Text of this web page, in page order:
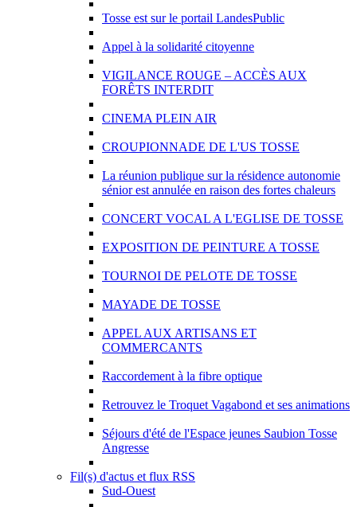
Tosse est sur le portail LandesPublic
Appel à la solidarité citoyenne
VIGILANCE ROUGE – ACCÈS AUX
FORÊTS INTERDIT
CINEMA PLEIN AIR
CROUPIONNADE DE L'US TOSSE
La réunion publique sur la résidence autonomie
sénior est annulée en raison des fortes chaleurs
CONCERT VOCAL A L'EGLISE DE TOSSE
EXPOSITION DE PEINTURE A TOSSE
TOURNOI DE PELOTE DE TOSSE
MAYADE DE TOSSE
APPEL AUX ARTISANS ET
COMMERCANTS
Raccordement à la fibre optique
Retrouvez le Troquet Vagabond et ses animations
Séjours d'été de l'Espace jeunes Saubion Tosse
Angresse
Fil(s) d'actus et flux RSS
Sud-Ouest